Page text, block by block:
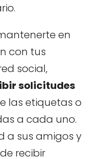
en
con tus
social,
solicitudes
las etiquetas o
a cada uno.
a sus amigos y
recibir